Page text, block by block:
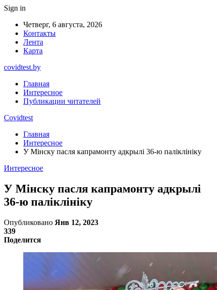
Sign in
Четверг, 6 августа, 2026
Контакты
Лента
Карта
covidtest.by
Главная
Интересное
Публикации читателей
Covidtest
Главная
Интересное
У Мінску пасля капрамонту адкрылі 36-ю паліклініку
Интересное
У Мінску пасля капрамонту адкрылі
36-ю паліклініку
Опубликовано Янв 12, 2023
339
Поделится